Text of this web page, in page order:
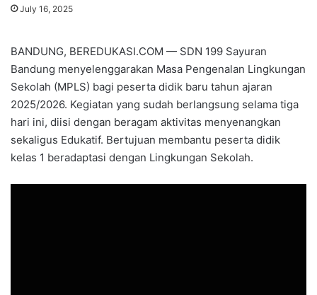
July 16, 2025
BANDUNG, BEREDUKASI.COM — SDN 199 Sayuran
Bandung menyelenggarakan Masa Pengenalan Lingkungan
Sekolah (MPLS) bagi peserta didik baru tahun ajaran
2025/2026. Kegiatan yang sudah berlangsung selama tiga
hari ini, diisi dengan beragam aktivitas menyenangkan
sekaligus Edukatif. Bertujuan membantu peserta didik
kelas 1 beradaptasi dengan Lingkungan Sekolah.